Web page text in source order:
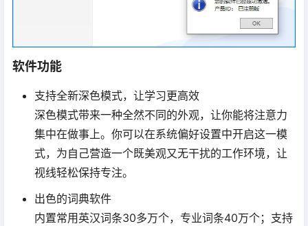
软件功能
支持全新深色模式，让学习更高效
深色模式带来一种全然不同的外观，让你能将注意力
集中在做事上。你可以在系统偏好设置中开启这一模
式，为自己营造一个既美观又无干扰的工作环境，让
视线轻松保持专注。
出色的词典软件
内置常用英汉词条30多万个，专业词条40万个；支持